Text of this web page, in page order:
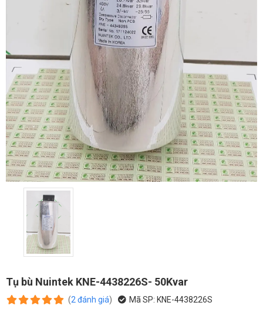
Tụ bù Nuintek KNE-4438226S- 50Kvar
(2 đánh giá) Mã SP: KNE-4438226S